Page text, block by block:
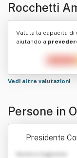
Rocchetti
Valuta la capacità di
aiutando a
Vedi altre valutazioni
Persone in
to - S.p.a
Presidente
Nome e Cognome